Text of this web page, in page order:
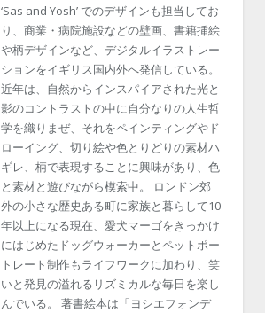
‘Sas and Yosh’ でのデザインも担当してお
り、商業・病院施設などの壁画、書籍挿絵
や柄デザインなど、デジタルイラストレー
ションをイギリス国内外へ発信している。
近年は、自然からインスパイアされた光と
影のコントラストの中に自分なりの人生哲
学を織りまぜ、それをペインティングやド
ローイング、切り絵や色とりどりの素材ハ
ギレ、柄で表現することに興味があり、色
と素材と遊びながら模索中。 ロンドン郊
外の小さな歴史ある町に家族と暮らして10
年以上になる現在、愛犬マーゴをきっかけ
にはじめたドッグウォーカーとペットポー
トレート制作もライフワークに加わり、笑
いと発見の溢れるリズミカルな毎日を楽し
んでいる。 著書絵本は「ヨシエフォンデ